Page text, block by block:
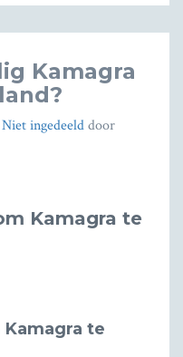
Kamagra
Niet ingedeelddoor
Kamagra te
te